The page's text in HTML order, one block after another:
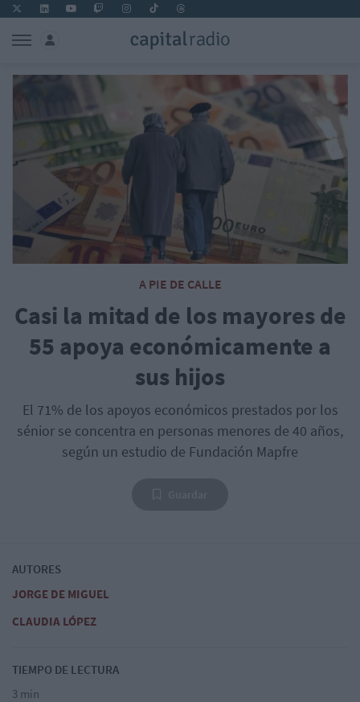
A PIE DE CALLE
Casi la mitad de los mayores de
55 apoya económicamente a
sus hijos
El 71% de los apoyos económicos prestados por los
sénior se concentra en personas menores de 40 años,
según un estudio de Fundación Mapfre
AUTORES
JORGE DE MIGUEL
CLAUDIA LÓPEZ
TIEMPO DE LECTURA
3 min